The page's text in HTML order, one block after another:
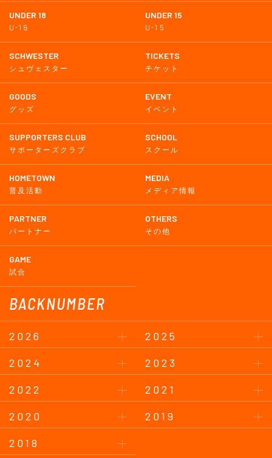
UNDER 18
U-18
UNDER 15
U-15
SCHWESTER
シュヴェスター
TICKETS
チケット
GOODS
グッズ
EVENT
イベント
SUPPORTERS CLUB
サポーターズクラブ
SCHOOL
スクール
HOMETOWN
普及活動
MEDIA
メディア情報
PARTNER
パートナー
OTHERS
その他
GAME
試合
BACKNUMBER
2026
2025
2024
2023
2022
2021
2020
2019
2018